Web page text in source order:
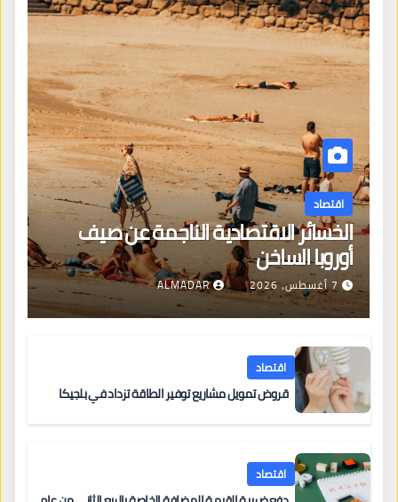
اقتصاد
الخسائر الاقتصادية الناجمة عن صيف
أوروبا الساخن
7 أغسطس، 2026 ALMADAR
اقتصاد
قروض تمويل مشاريع توفير الطاقة تزداد في بلجيكا
اقتصاد